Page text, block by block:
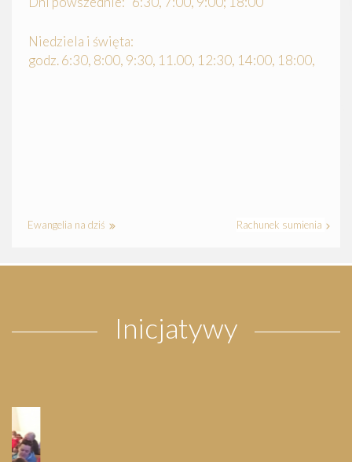
Niedziela i święta:
godz. 6:30, 8:00, 9:30, 11.00, 12:30, 14:00, 18:00,
Ewangelia na dziś Rachunek sumienia
Inicjatywy